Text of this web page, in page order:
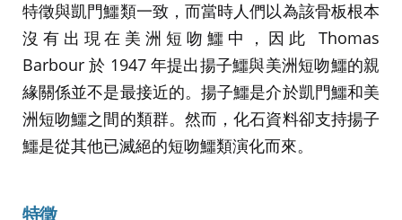
特徵與凱門鱷類一致，而當時人們以為該骨板根本
沒有出現在美洲短吻鱷中，因此 Thomas
Barbour 於 1947 年提出揚子鱷與美洲短吻鱷的親
緣關係並不是最接近的。揚子鱷是介於凱門鱷和美
洲短吻鱷之間的類群。然而，化石資料卻支持揚子
鱷是從其他已滅絕的短吻鱷類演化而來。
特徵